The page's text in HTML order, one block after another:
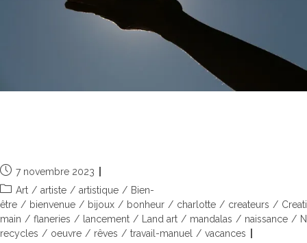
7 novembre 2023
Art / artiste / artistique / Bien-
être / bienvenue / bijoux / bonheur / charlotte / createurs /
main / flaneries / lancement / Land art / mandalas / naissance /
recycles / oeuvre / rêves / travail-manuel / vacances